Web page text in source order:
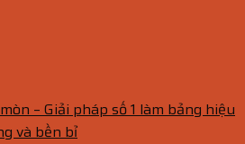
– Giải pháp số 1 làm bảng hiệu
và bền bỉ